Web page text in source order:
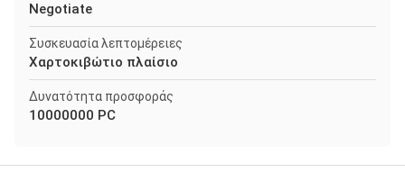
Negotiate
Συσκευασία λεπτομέρειες
Χαρτοκιβώτιο πλαίσιο
Δυνατότητα προσφοράς
10000000 PC